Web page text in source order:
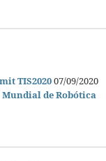
TIS202007/09/2020
de Robótica